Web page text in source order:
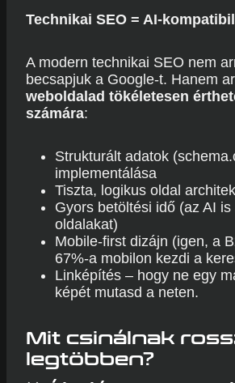
Technikai SEO = AI-
A modern technikai SEO nem
becsapjuk a Google-t. Hanem
weboldalad tökéletesen
számára:
Strukturált adatok
implementálása
Tiszta, logikus oldal
Gyors betöltési idő (az AI
oldalakat)
Mobile-first dizájn (igen, a
67%-a mobilon kezdi a
Linképítés – hogy ne egy
képét mutasd a neten.
Mit csinálnak
legtöbben?